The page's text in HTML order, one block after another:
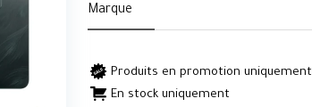
Marque
Produits en promotion uniquement
En stock uniquement